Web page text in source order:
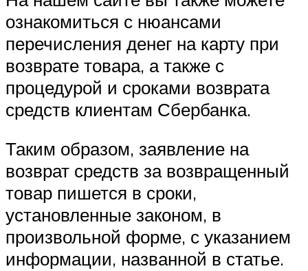
ознакомиться с нюансами
перечисления денег на карту при
возврате товара, а также с
процедурой и сроками возврата
средств клиентам Сбербанка.
Таким образом, заявление на
возврат средств за возвращенный
товар пишется в сроки,
установленные законом, в
произвольной форме, с указанием
информации, названной в статье.